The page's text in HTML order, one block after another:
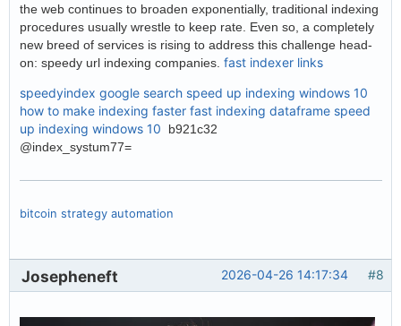
the web continues to broaden exponentially, traditional indexing
procedures usually wrestle to keep rate. Even so, a completely
new breed of services is rising to address this challenge head-
on: speedy url indexing companies. fast indexer links
speedyindex google search speed up indexing windows 10
how to make indexing faster fast indexing dataframe speed
up indexing windows 10 b921c32
@index_systum77=
bitcoin strategy automation
#8
2026-04-26 14:17:34
Josepheneft